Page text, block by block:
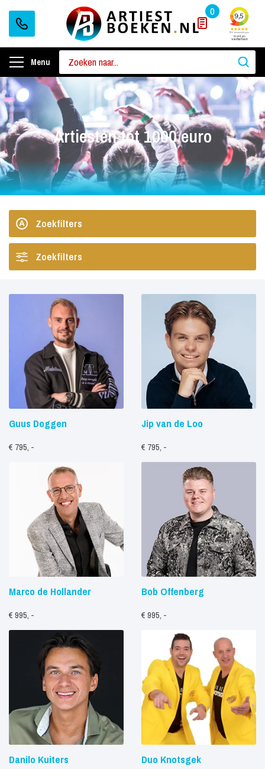
0
Menu
Artiesten tot 1000 euro
Zoekfilters
Zoekfilters
Guus Doggen
€ 795, -
Jip van de Loo
€ 795, -
Marco de Hollander
€ 995, -
Bob Offenberg
€ 995, -
Danilo Kuiters Duo Knotsgek